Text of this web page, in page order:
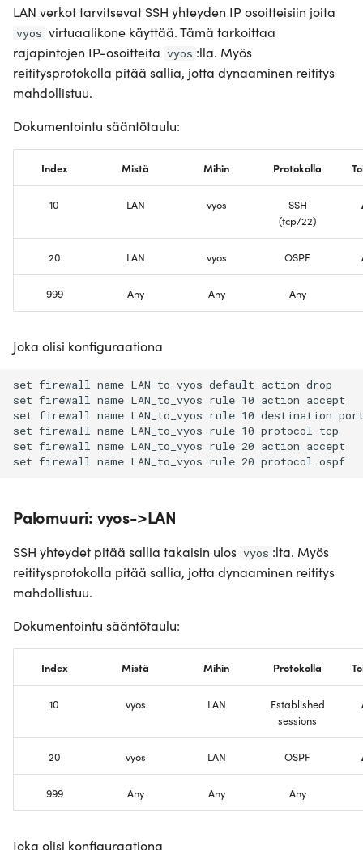
LAN verkot tarvitsevat SSH yhteyden IP osoitteisiin joita
vyos virtuaalikone käyttää. Tämä tarkoittaa
rajapintojen IP-osoitteita vyos :lla. Myös
reititysprotokolla pitää sallia, jotta dynaaminen reititys
mahdollistuu.
Dokumentointu sääntötaulu:
Index Mistä Mihin Protokolla
10 LAN vyos
SSH
(tcp/22)
20 LAN vyos OSPF
999 Any Any Any
Joka olisi konfiguraationa
set firewall name LAN_to_vyos default-action drop
set firewall name LAN_to_vyos rule 10 action accept
set firewall name LAN_to_vyos rule 10 destination
set firewall name LAN_to_vyos rule 10 protocol tcp
set firewall name LAN_to_vyos rule 20 action accept
Palomuuri: vyos->LAN
SSH yhteydet pitää sallia takaisin ulos vyos :lta. Myös
reititysprotokolla pitää sallia, jotta dynaaminen reititys
mahdollistuu.
Dokumentointu sääntötaulu:
Index Mistä Mihin Protokolla
10 vyos LAN
Established
sessions
20 vyos LAN OSPF
999 Any Any Any
Joka olisi konfiguraationa